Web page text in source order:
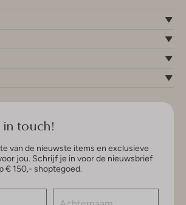
touch!
van de nieuwste items en exclusieve
jou. Schrijf je in voor de nieuwsbrief
€ 150,- shoptegoed.